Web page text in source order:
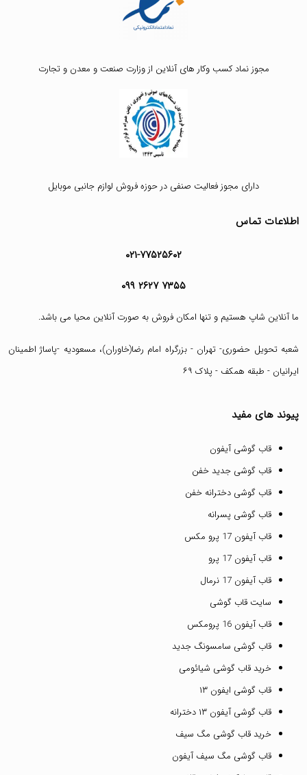
مجوز نماد کسب وکار های آنلاین از وزارت صنعت و معدن و تجارت
دارای مجوز فعالیت صنفی در حوزه فروش لوازم جانبی موبایل
اطلاعات تماس
۰۲۱-۷۷۵۲۵۶۰۲
۰۹۹ ۲۶۲۷ ۷۳۵۵
ما آنلاین شاپ هستیم و تنها امکان فروش به صورت آنلاین محیا می باشد.
شعبه تحویل حضوری- تهران - بزرگراه امام رضا(خاوران)، مسعودیه -پاساژ اطمینان
ایرانیان - طبقه همکف - پلاک ۶۹
پیوند های مفید
قاب گوشی آیفون
قاب گوشی جدید خفن
قاب گوشی دخترانه خفن
قاب گوشی پسرانه
قاب آیفون 17 پرو مکس
قاب آیفون 17 پرو
قاب آیفون 17 نرمال
سایت قاب گوشی
قاب آیفون 16 پرومکس
قاب گوشی سامسونگ جدید
خرید قاب گوشی شیائومی
قاب گوشی ایفون ۱۳
قاب گوشی آیفون ۱۳ دخترانه
خرید قاب گوشی مگ سیف
قاب گوشی مگ سیف آیفون